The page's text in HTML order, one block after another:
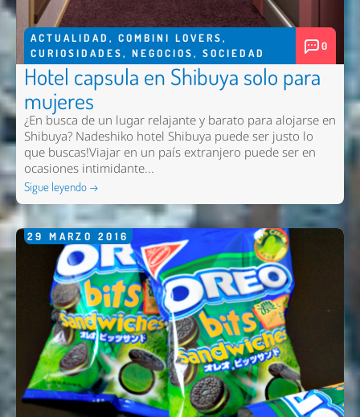
ACTUALIDAD , COMBINI LOVERS,
CURIOSIDADES, NEGOCIOS, SOCIEDAD
0
Hotel capsula en Shibuya solo para
mujeres
¿En busca de un lugar relajante y barato para alojarse en
Shibuya? Nadeshiko hotel Shibuya puede ser justo lo
que buscas!Viajar en un país extranjero puede ser en
ocasiones intimidante...
Sigue leyendo →
29 MARZO 2016